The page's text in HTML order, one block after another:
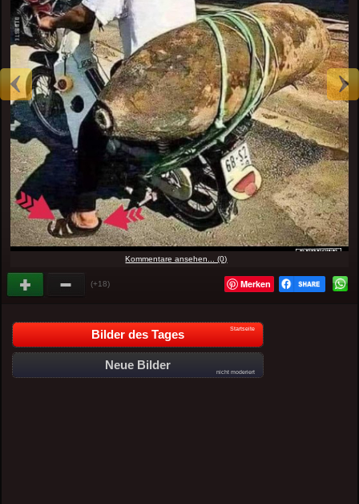
Kommentare ansehen... (0)
(+18) Merken
Bilder des Tages Startseite
Neue Bilder
nicht moderiert